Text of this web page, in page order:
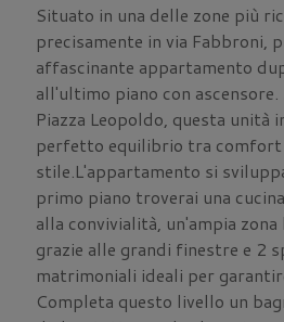
Situato in una delle zone più
precisamente in via Fabbroni,
affascinante appartamento
all'ultimo piano con
Piazza Leopoldo, questa unità
perfetto equilibrio tra comfort
stile.L'appartamento si
primo piano troverai una
alla convivialità, un'ampia
grazie alle grandi finestre e 2
matrimoniali ideali per
Completa questo livello un